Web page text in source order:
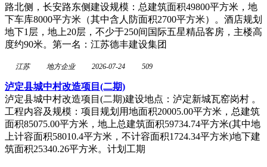
路北侧，长安路东侧建设规模：总建筑面积49800平方米，地
下车库8000平方米（其中含人防面积2700平方米）。酒店规划
地下1层，地上20层，不少于250间国际五星精品客房，主楼高
度约90米。第一名：江苏德丰建设集团
江苏 地方企业 2026-07-24 509
泸定县城中村改造项目(二期)
泸定县城中村改造项目(二期)建设地点：泸定新城瓦窑岗村 。
工程内容及规模：项目规划用地面积20005.00平方米，总建筑
面积85075.00平方米，地上总建筑面积59734.74平方米(其中地
上计容面积58010.4平方米，不计容面积1724.34平方米)地下建
筑面积25340.26平方米。计划工期